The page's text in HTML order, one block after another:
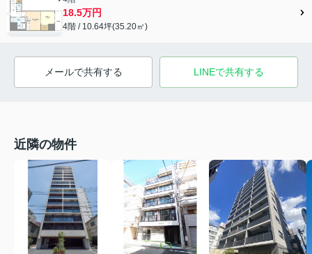
18.5万円
4階 / 10.64坪(35.20㎡)
メールで共有する LINEで共有する
近隣の物件